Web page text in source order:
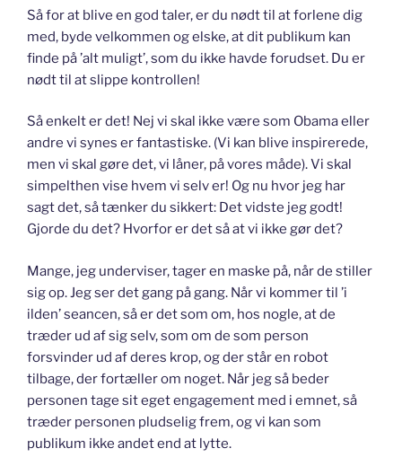
Så for at blive en god taler, er du nødt til at forlene dig
med, byde velkommen og elske, at dit publikum kan
finde på ’alt muligt’, som du ikke havde forudset. Du er
nødt til at slippe kontrollen!
Så enkelt er det! Nej vi skal ikke være som Obama eller
andre vi synes er fantastiske. (Vi kan blive inspirerede,
men vi skal gøre det, vi låner, på vores måde). Vi skal
simpelthen vise hvem vi selv er! Og nu hvor jeg har
sagt det, så tænker du sikkert: Det vidste jeg godt!
Gjorde du det? Hvorfor er det så at vi ikke gør det?
Mange, jeg underviser, tager en maske på, når de stiller
sig op. Jeg ser det gang på gang. Når vi kommer til ’i
ilden’ seancen, så er det som om, hos nogle, at de
træder ud af sig selv, som om de som person
forsvinder ud af deres krop, og der står en robot
tilbage, der fortæller om noget. Når jeg så beder
personen tage sit eget engagement med i emnet, så
træder personen pludselig frem, og vi kan som
publikum ikke andet end at lytte.